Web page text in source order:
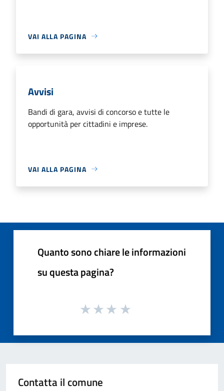
VAI ALLA PAGINA
Avvisi
Bandi di gara, avvisi di concorso e tutte le
opportunità per cittadini e imprese.
VAI ALLA PAGINA
Quanto sono chiare le informazioni
su questa pagina?
Contatta il comune